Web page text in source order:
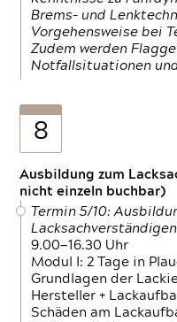
Brems- und
Vorgehensweise bei
Zudem werden
Notfallsituationen
8
Ausbildung zum
nicht einzeln buchbar)
Termin 5/10:
Lacksachverständigen
9.00—16.30 Uhr
Modul I: 2 Tage in
Grundlagen der
Hersteller +
Schäden am